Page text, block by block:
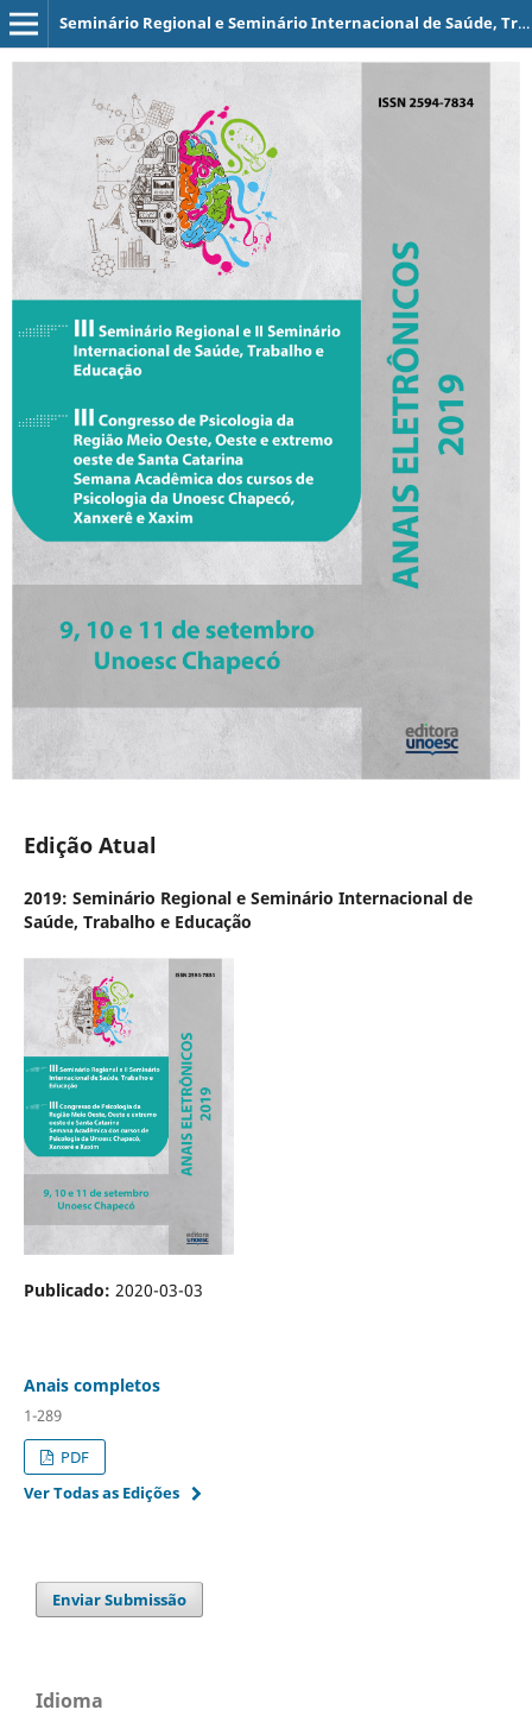
Seminário Regional e Seminário Internacional de Saúde, Trabalho e Educação
Edição Atual
2019: Seminário Regional e Seminário Internacional de
Saúde, Trabalho e Educação
Publicado: 2020-03-03
Anais completos
1-289
PDF
Ver Todas as Edições
Enviar Submissão
Idioma